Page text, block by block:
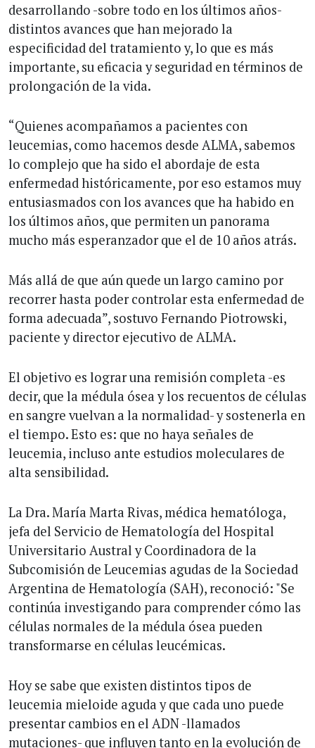
desarrollando -sobre todo en los últimos años-
distintos avances que han mejorado la
especificidad del tratamiento y, lo que es más
importante, su eficacia y seguridad en términos de
prolongación de la vida.
“Quienes acompañamos a pacientes con
leucemias, como hacemos desde ALMA, sabemos
lo complejo que ha sido el abordaje de esta
enfermedad históricamente, por eso estamos muy
entusiasmados con los avances que ha habido en
los últimos años, que permiten un panorama
mucho más esperanzador que el de 10 años atrás.
Más allá de que aún quede un largo camino por
recorrer hasta poder controlar esta enfermedad de
forma adecuada”, sostuvo Fernando Piotrowski,
paciente y director ejecutivo de ALMA.
El objetivo es lograr una remisión completa -es
decir, que la médula ósea y los recuentos de células
en sangre vuelvan a la normalidad- y sostenerla en
el tiempo. Esto es: que no haya señales de
leucemia, incluso ante estudios moleculares de
alta sensibilidad.
La Dra. María Marta Rivas, médica hematóloga,
jefa del Servicio de Hematología del Hospital
Universitario Austral y Coordinadora de la
Subcomisión de Leucemias agudas de la Sociedad
Argentina de Hematología (SAH), reconoció: "Se
continúa investigando para comprender cómo las
células normales de la médula ósea pueden
transformarse en células leucémicas.
Hoy se sabe que existen distintos tipos de
leucemia mieloide aguda y que cada uno puede
presentar cambios en el ADN -llamados
mutaciones- que influyen tanto en la evolución de